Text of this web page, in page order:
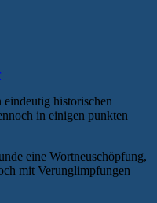
historischen
in einigen punkten
eine Wortneuschöpfung,
mit Verunglimpfungen